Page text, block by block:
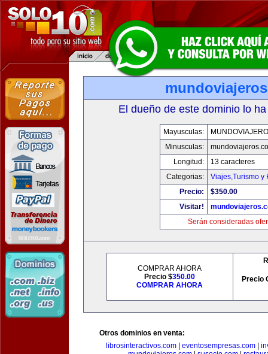
El dueño de este dominio lo
Mayusculas:
Minusculas:
Longitud:
13 caracteres
Categorias:
Viajes,Turismo y
Precio:
$350.00
Visitar!
Serán consideradas
COMPRAR AHORA
Precio $350.00
COMPRAR AHORA
Precio
Otros dominios en venta:
librosinteractivos.com| eventosempresas.com|